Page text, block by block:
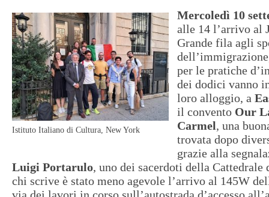
Istituto Italiano di Cultura, New York
Mercoledì 10
alle 14 l’arrivo al
Grande fila agli
per le pratiche
dei dodici vanno
loro alloggio, a
il convento Our
Carmel, una
trovata dopo
grazie alla
Luigi Portarulo, uno dei sacerdoti della Cattedrale
chi scrive è stato meno agevole l’arrivo al 145W